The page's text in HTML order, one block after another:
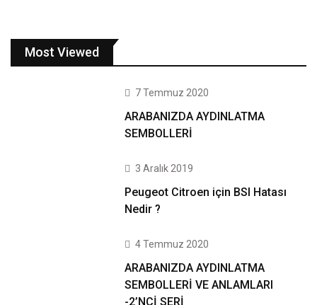
Most Viewed
7 Temmuz 2020
ARABANIZDA AYDINLATMA
SEMBOLLERİ
3 Aralık 2019
Peugeot Citroen için BSI Hatası
Nedir ?
4 Temmuz 2020
ARABANIZDA AYDINLATMA
SEMBOLLERİ VE ANLAMLARI
-2’NCİ SERİ